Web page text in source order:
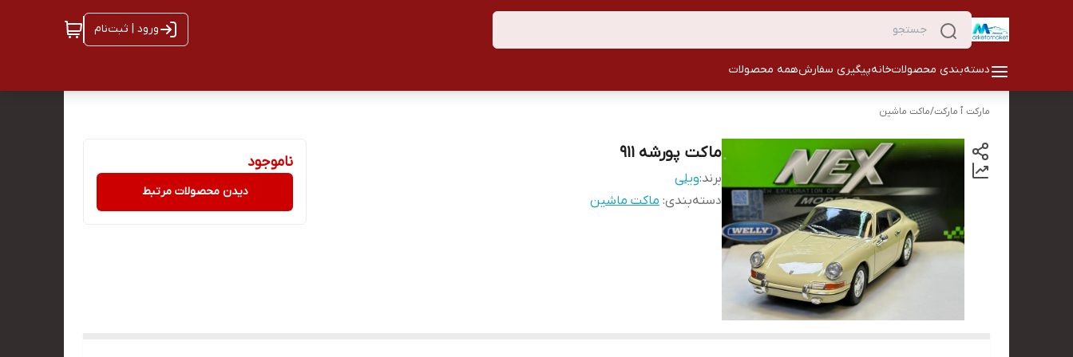
ورود | ثبت‌نام
دسته‌بندی محصولاتخانهپیگیری سفارشهمه محصولات
مارکت ٱ مارکت/ماکت ماشین
ماکت پورشه ۹۱۱
برند:ویلی
دسته‌بندی: ماکت ماشین
ناموجود
دیدن محصولات مرتبط